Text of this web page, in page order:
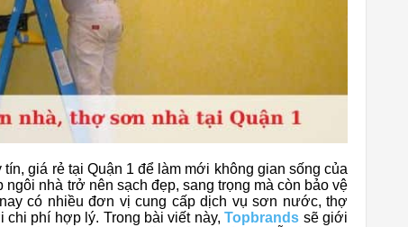
giá rẻ tại Quận 1 để làm mới không gian sống của
nhà trở nên sạch đẹp, sang trọng mà còn bảo vệ
có nhiều đơn vị cung cấp dịch vụ sơn nước, thợ
chi phí hợp lý. Trong bài viết này,Topbrands sẽ giới